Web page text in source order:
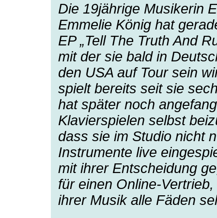
Die 19jährige Musikerin
Emmelie König hat
EP „Tell The Truth And
mit der sie bald in
den USA auf Tour sein
spielt bereits seit sie
hat später noch
Klavierspielen selbst
dass sie im Studio nicht
Instrumente live
mit ihrer Entscheidung
für einen Online-
ihrer Musik alle Fäden